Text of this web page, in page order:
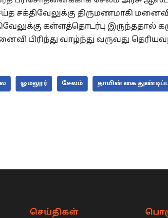
திருமணமாகி
கள்ளத்தொடர்பு இருந்ததால்
பிரிந்து வாழ்ந்து வருவது
ஓமலூர் சேலம் தாயின் கை
செய்திகள்